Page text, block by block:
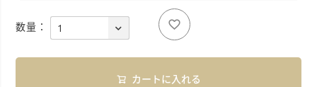
須
カートに入れる